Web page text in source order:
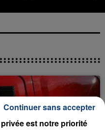
est notre priorité
Continuer sans accepter